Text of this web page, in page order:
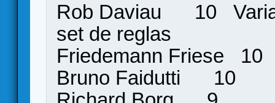
Rob Daviau 10
set de reglas
Friedemann Friese
Bruno Faidutti 10